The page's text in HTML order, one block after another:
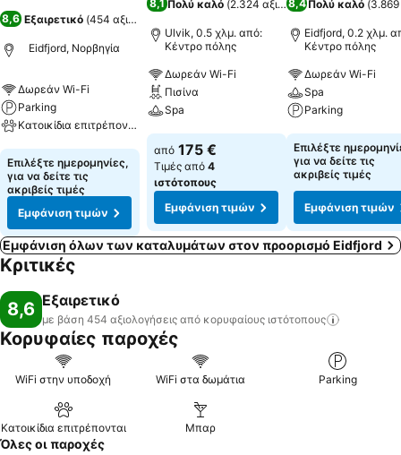
8,6 Εξαιρετικό (454 αξιολογήσεις
Eidfjord, Νορβηγία
Δωρεάν Wi-Fi
Parking
Κατοικίδια επιτρέπονται
Εμφάνιση τιμών
Επιλέξτε ημερομηνίες,
για να δείτε τις
ακριβείς τιμές
Εμφάνιση τιμών
8,1 Πολύ καλό (2.324 αξιολογήσεις)
Ulvik, 0.5 χλμ. από:
Κέντρο πόλης
Δωρεάν Wi-Fi
Πισίνα
Spa
Εμφάνιση τιμών
από 175 €
Τιμές από 4
ιστότοπους
Εμφάνιση τιμών
8,4 Πολύ καλό (3.869
Eidfjord, 0.2 χλμ.
Κέντρο πόλης
Δωρεάν Wi-Fi
Spa
Parking
Εμφάνιση τιμών
Επιλέξτε
για να δείτε τις
ακριβείς τιμές
Εμφάνιση τιμών
Εμφάνιση όλων των καταλυμάτων στον προορισμό Eidfjord
Κριτικές
8,6 Εξαιρετικό
με βάση 454 αξιολογήσεις από κορυφαίους ιστότοπους
Κορυφαίες παροχές
WiFi στην υποδοχή WiFi στα δωμάτια Parking
Κατοικίδια επιτρέπονται Μπαρ
Όλες οι παροχές